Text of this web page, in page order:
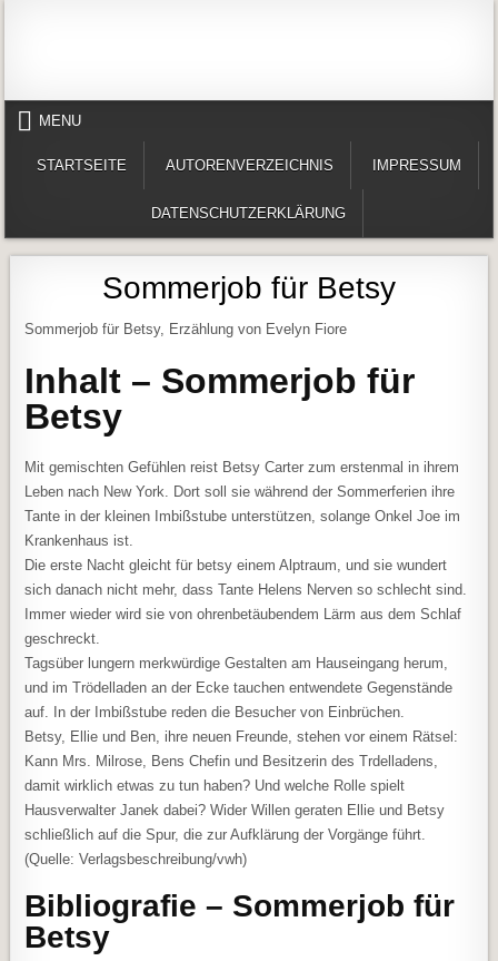
MENU
STARTSEITE AUTORENVERZEICHNIS IMPRESSUM
DATENSCHUTZERKLÄRUNG
Sommerjob für Betsy
Sommerjob für Betsy, Erzählung von Evelyn Fiore
Inhalt – Sommerjob für
Betsy
Mit gemischten Gefühlen reist Betsy Carter zum erstenmal in ihrem
Leben nach New York. Dort soll sie während der Sommerferien ihre
Tante in der kleinen Imbißstube unterstützen, solange Onkel Joe im
Krankenhaus ist.
Die erste Nacht gleicht für betsy einem Alptraum, und sie wundert
sich danach nicht mehr, dass Tante Helens Nerven so schlecht sind.
Immer wieder wird sie von ohrenbetäubendem Lärm aus dem Schlaf
geschreckt.
Tagsüber lungern merkwürdige Gestalten am Hauseingang herum,
und im Trödelladen an der Ecke tauchen entwendete Gegenstände
auf. In der Imbißstube reden die Besucher von Einbrüchen.
Betsy, Ellie und Ben, ihre neuen Freunde, stehen vor einem Rätsel:
Kann Mrs. Milrose, Bens Chefin und Besitzerin des Trdelladens,
damit wirklich etwas zu tun haben? Und welche Rolle spielt
Hausverwalter Janek dabei? Wider Willen geraten Ellie und Betsy
schließlich auf die Spur, die zur Aufklärung der Vorgänge führt.
(Quelle: Verlagsbeschreibung/vwh)
Bibliografie – Sommerjob für
Betsy